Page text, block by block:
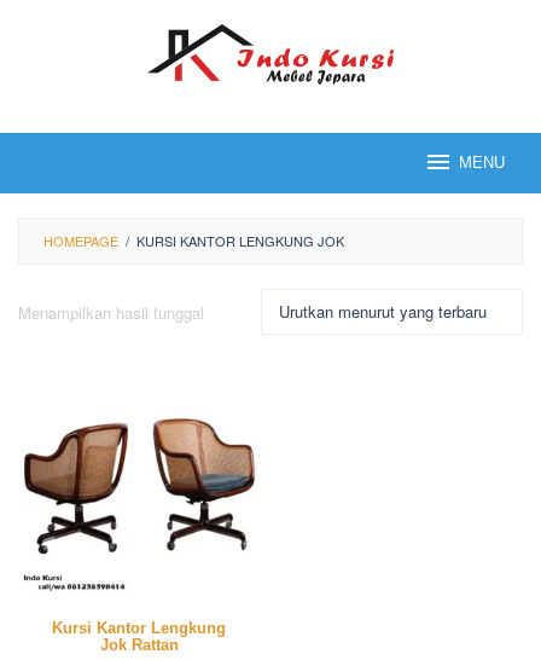
MENU
HOMEPAGE / KURSI KANTOR LENGKUNG JOK
Menampilkan hasil tunggal
Kursi Kantor Lengkung
Jok Rattan